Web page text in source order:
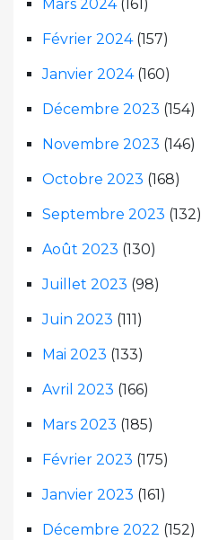
Mars 2024(161)
Février 2024(157)
Janvier 2024(160)
Décembre 2023 (154)
Novembre 2023 (146)
Octobre 2023 (168)
Septembre 2023 (132)
Août 2023 (130)
Juillet 2023 (98)
Juin 2023 (111)
Mai 2023 (133)
Avril 2023 (166)
Mars 2023 (185)
Février 2023 (175)
Janvier 2023 (161)
Décembre 2022 (152)